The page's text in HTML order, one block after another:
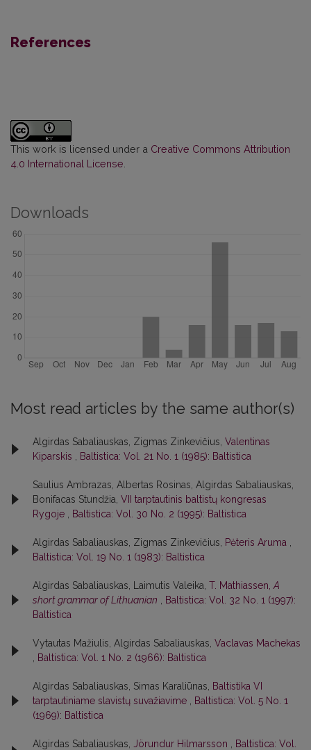
References
This work is licensed under a Creative Commons Attribution
4.0 International License
Downloads
Most read articles by the same author(s)
Algirdas Sabaliauskas, Zigmas Zinkevičius, Valentinas
Kiparskis
Baltistica: Vol. 21 No. 1 (1985): Baltistica
Saulius Ambrazas, Albertas Rosinas, Algirdas Sabaliauskas,
Bonifacas Stundžia, VII tarptautinis baltistų kongresas
Rygoje
Baltistica: Vol. 30 No. 2 (1995): Baltistica
Algirdas Sabaliauskas, Zigmas Zinkevičius, Pėteris Aruma
Baltistica: Vol. 19 No. 1 (1983): Baltistica
Algirdas Sabaliauskas, Laimutis Valeika, T. Mathiassen, A
short grammar of Lithuanian
Baltistica: Vol. 32 No. 1 (1997):
Baltistica
Vytautas Mažiulis, Algirdas Sabaliauskas, Vaclavas Machekas
Baltistica: Vol. 1 No. 2 (1966): Baltistica
Algirdas Sabaliauskas, Simas Karaliūnas, Baltistika VI
tarptautiniame slavistų suvažiavime
Baltistica: Vol. 5 No. 1
(1969): Baltistica
Algirdas Sabaliauskas, Jörundur Hilmarsson
Baltistica: Vol.